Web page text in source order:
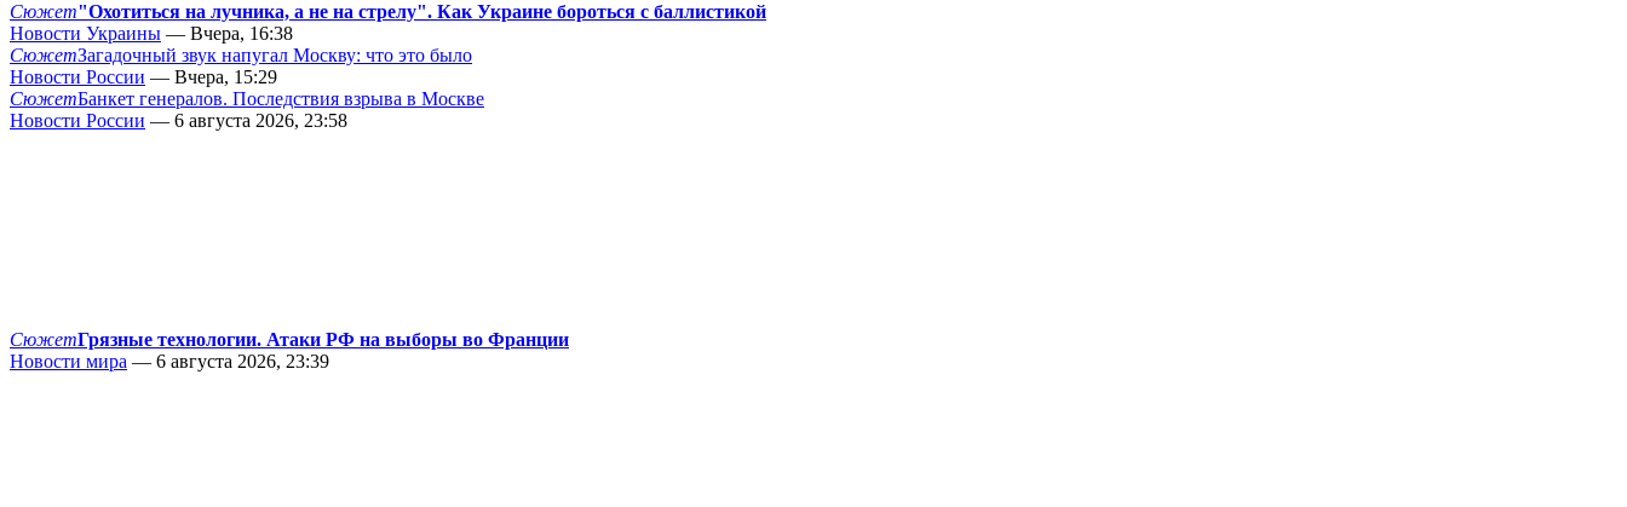
Сюжет"Охотиться на лучника, а не на стрелу". Как Украине бороться с баллистикой
Новости Украины — Вчера, 16:38
СюжетЗагадочный звук напугал Москву: что это было
Новости России — Вчера, 15:29
СюжетБанкет генералов. Последствия взрыва в Москве
Новости России — 6 августа 2026, 23:58
СюжетГрязные технологии. Атаки РФ на выборы во Франции
Новости мира — 6 августа 2026, 23:39